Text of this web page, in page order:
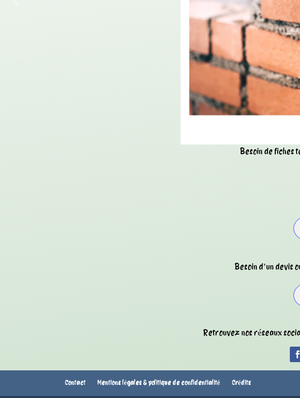
Besoin de fiches
Besoin d’un devis
Retrouvez nos réseaux
Contact Mentions légales & politique de confidentialité Crédits